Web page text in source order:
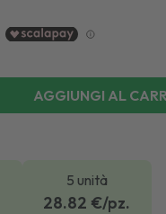
AGGIUNGI AL
5 unità
28.82 €/pz.